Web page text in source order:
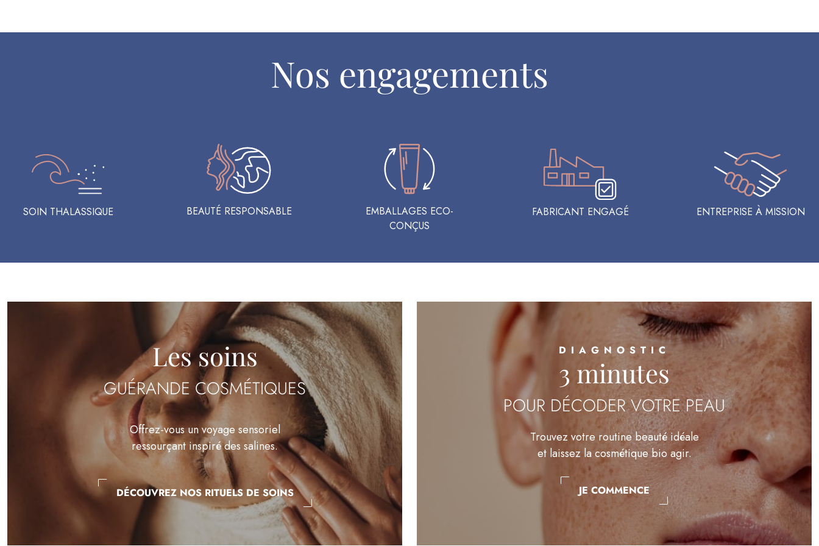
Nos engagements
SOIN THALASSIQUE BEAUTÉ RESPONSABLE
EMBALLAGES ECO-
CONÇUS
FABRICANT ENGAGÉ ENTREPRISE À MISSION
Les soins
GUÉRANDE COSMÉTIQUES
Offrez-vous un voyage sensoriel
ressourçant inspiré des salines.
DÉCOUVREZ NOS RITUELS DE SOINS
DIAGNOSTIC
3 minutes
POUR DÉCODER VOTRE PEAU
Trouvez votre routine beauté idéale
et laissez la cosmétique bio agir.
JE COMMENCE